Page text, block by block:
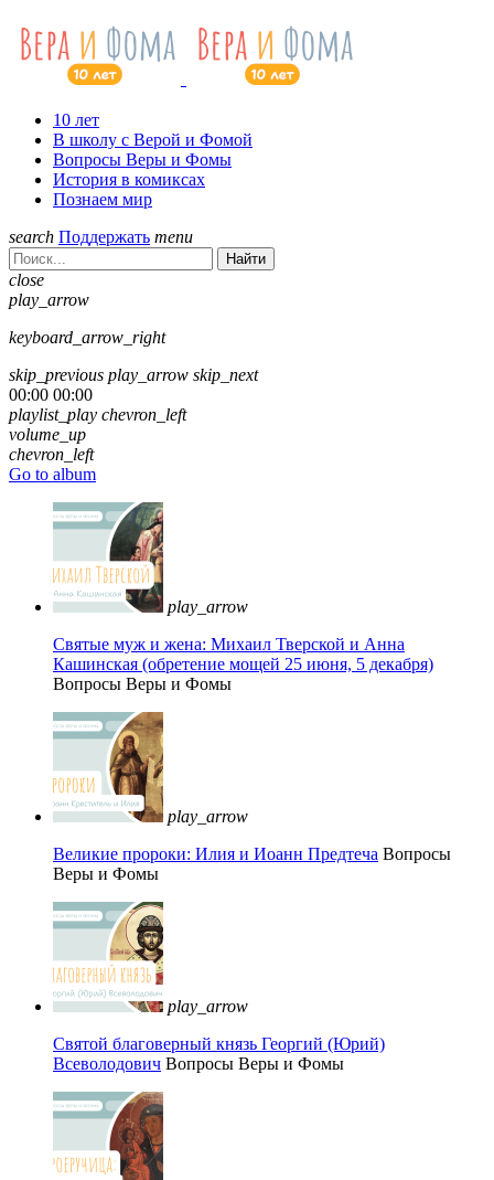
10 лет
В школу с Верой и Фомой
Вопросы Веры и Фомы
История в комиксах
Познаем мир
search Поддержать menu
Найти
close
play_arrow
keyboard_arrow_right
skip_previous play_arrow skip_next
00:00 00:00
playlist_play chevron_left
volume_up
chevron_left
Go to album
play_arrow
Святые муж и жена: Михаил Тверской и Анна
Кашинская (обретение мощей 25 июня, 5 декабря)
Вопросы Веры и Фомы
play_arrow
Великие пророки: Илия и Иоанн Предтеча Вопросы
Веры и Фомы
play_arrow
Святой благоверный князь Георгий (Юрий)
Всеволодович Вопросы Веры и Фомы